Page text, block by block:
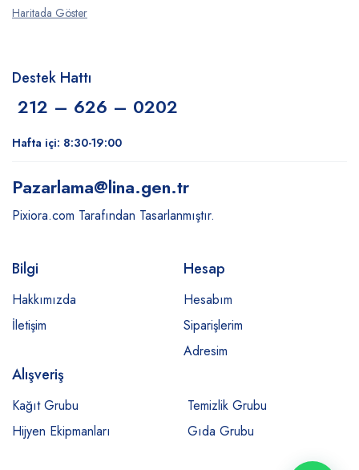
Haritada Göster
Destek Hattı
212 – 626 – 0202
Hafta içi: 8:30-19:00
Pazarlama@lina.gen.tr
Pixiora.com Tarafından Tasarlanmıştır.
Bilgi
Hakkımızda
İletişim
Hesap
Hesabım
Siparişlerim
Adresim
Alışveriş
Kağıt Grubu
Temizlik Grubu
Hijyen Ekipmanları
Gıda Grubu